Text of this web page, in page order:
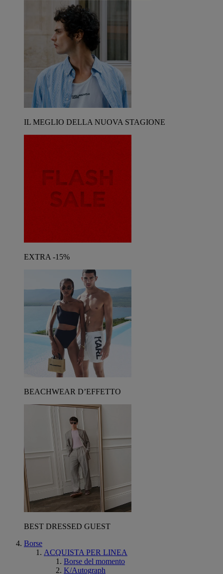
IL MEGLIO DELLA NUOVA STAGIONE
EXTRA -15%
BEACHWEAR D’EFFETTO
BEST DRESSED GUEST
Borse
ACQUISTA PER LINEA
Borse del momento
K/Autograph